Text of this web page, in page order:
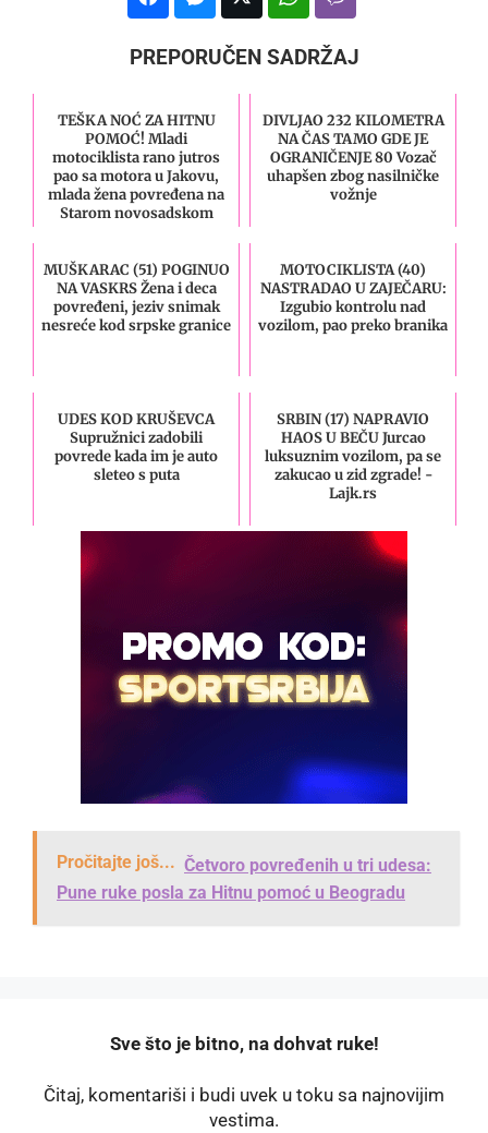
PREPORUČEN SADRŽAJ
TEŠKA NOĆ ZA HITNU
POMOĆ! Mladi
motociklista rano jutros
pao sa motora u Jakovu,
mlada žena povređena na
Starom novosadskom
DIVLJAO 232 KILOMETRA
NA ČAS TAMO GDE JE
OGRANIČENJE 80 Vozač
uhapšen zbog nasilničke
vožnje
MUŠKARAC (51) POGINUO
NA VASKRS Žena i deca
povređeni, jeziv snimak
nesreće kod srpske granice
MOTOCIKLISTA (40)
NASTRADAO U ZAJEČARU:
Izgubio kontrolu nad
vozilom, pao preko branika
UDES KOD KRUŠEVCA
Supružnici zadobili
povrede kada im je auto
sleteo s puta
SRBIN (17) NAPRAVIO
HAOS U BEČU Jurcao
luksuznim vozilom, pa se
zakucao u zid zgrade! -
Lajk.rs
Pročitajte još... Četvoro povređenih u tri udesa:
Pune ruke posla za Hitnu pomoć u Beogradu
️Sve što je bitno, na dohvat ruke!
Čitaj, komentariši i budi uvek u toku sa najnovijim
vestima.